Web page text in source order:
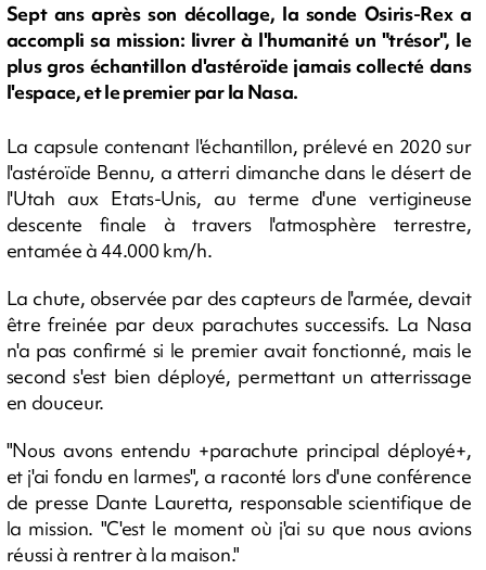
Sept ans après son décollage, la sonde Osiris-Rex a
accompli sa mission: livrer à l'humanité un "trésor", le
plus gros échantillon d'astéroïde jamais collecté dans
l'espace, et le premier par la Nasa.
La capsule contenant l'échantillon, prélevé en 2020 sur
l'astéroïde Bennu, a atterri dimanche dans le désert de
l'Utah aux Etats-Unis, au terme d'une vertigineuse
descente finale à travers l'atmosphère terrestre,
entamée à 44.000 km/h.
La chute, observée par des capteurs de l'armée, devait
être freinée par deux parachutes successifs. La Nasa
n'a pas confirmé si le premier avait fonctionné, mais le
second s'est bien déployé, permettant un atterrissage
en douceur.
"Nous avons entendu +parachute principal déployé+,
et j'ai fondu en larmes", a raconté lors d'une conférence
de presse Dante Lauretta, responsable scientifique de
la mission. "C'est le moment où j'ai su que nous avions
réussi à rentrer à la maison."